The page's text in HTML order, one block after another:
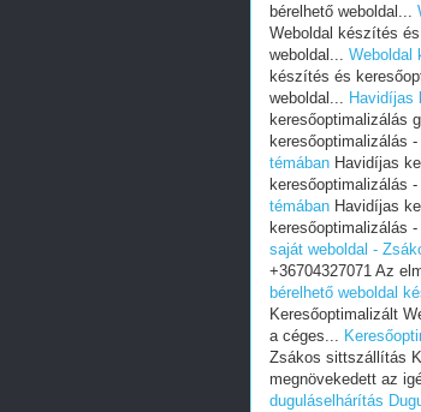
bérelhető weboldal...
Weboldal készítés
weboldal... Weboldal
készítés és
weboldal... Havidíjas
keresőoptimalizálás
keresőoptimalizálás
témában Havidíjas
keresőoptimalizálás
témában Havidíjas
keresőoptimalizálás
saját weboldal -
+36704327071 Az
bérelhető weboldal
Keresőoptimalizált
a céges...
Zsákos sittszállítás
megnövekedett az
duguláselhárítás